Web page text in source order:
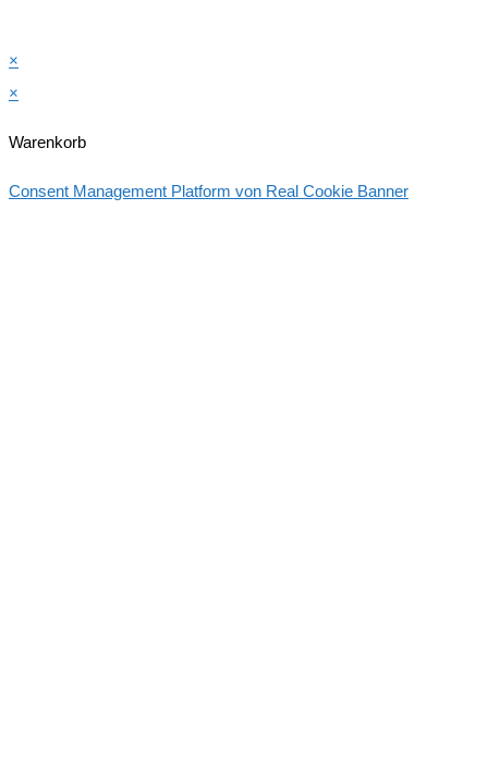
×
×
Warenkorb
Consent Management Platform von Real Cookie Banner